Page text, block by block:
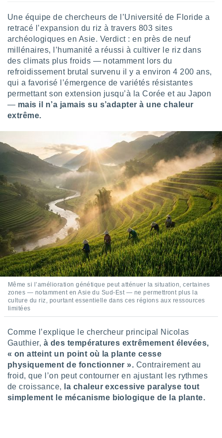
pas
de
à
notre
cas,
et que
ne
le
ou
vous
de la
des
notre
le
Une équipe de chercheurs de l’Université de Floride a
retracé l’expansion du riz à travers 803 sites
archéologiques en Asie. Verdict : en près de neuf
millénaires, l’humanité a réussi à cultiver le riz dans
des climats plus froids — notamment lors du
refroidissement brutal survenu il y a environ 4 200 ans,
qui a favorisé l’émergence de variétés résistantes
permettant son extension jusqu’à la Corée et au Japon
— mais il n’a jamais su s’adapter à une chaleur
extrême.
Même si l’amélioration génétique peut atténuer la situation, certaines
zones — notamment en Asie du Sud-Est — ne permettront plus la
culture du riz, pourtant essentielle dans ces régions aux ressources
limitées
Comme l’explique le chercheur principal Nicolas
Gauthier, à des températures extrêmement élevées,
« on atteint un point où la plante cesse
physiquement de fonctionner ». Contrairement au
froid, que l’on peut contourner en ajustant les rythmes
de croissance,
la chaleur excessive paralyse tout
simplement le mécanisme biologique de la plante.